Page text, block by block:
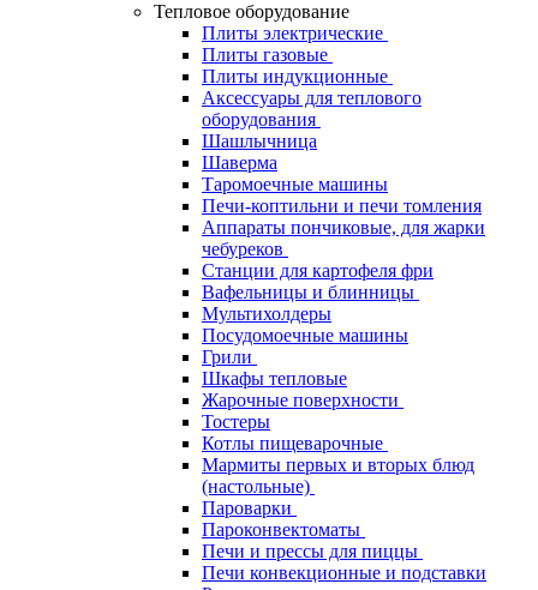
Тепловое оборудование
Плиты электрические
Плиты газовые
Плиты индукционные
Аксессуары для теплового
оборудования
Шашлычница
Шаверма
Таромоечные машины
Печи-коптильни и печи томления
Аппараты пончиковые, для жарки
чебуреков
Станции для картофеля фри
Вафельницы и блинницы
Мультихолдеры
Посудомоечные машины
Грили
Шкафы тепловые
Жарочные поверхности
Тостеры
Котлы пищеварочные
Мармиты первых и вторых блюд
(настольные)
Пароварки
Пароконвектоматы
Печи и прессы для пиццы
Печи конвекционные и подставки